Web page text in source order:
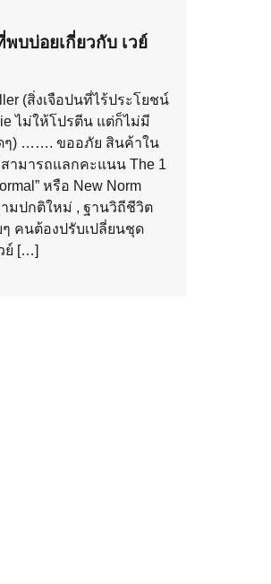
บบ่อยเกี่ยวกับ เวย์
(สิ่งเจือปนที่ไร้ประโยชน์
ไม่ให้โปรตีน แต่ก็ไม่มี
ๆ) ……. ขออภัย สินค้าใน
ามารถแลกคะแนน The 1
หรือ New Norm
มปกติใหม่ , ฐานวิถีชีวิต
คนต้องปรับเปลี่ยนชุด
ย์ […]